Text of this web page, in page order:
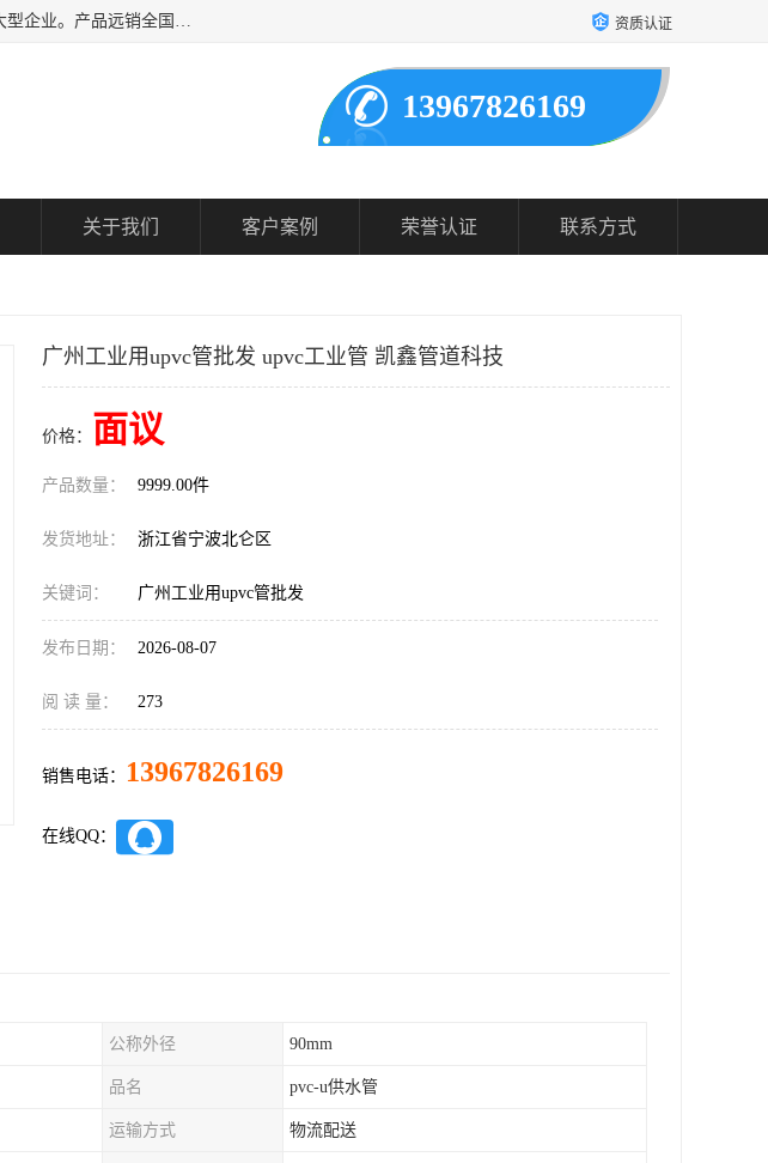
凯鑫管道科技有限公司是一家专业生产PPH、CPVC各类塑料阀门、塑料管道等非金属防腐化工设备的大型企业。产品远销全国三十一个省、市、自治区,广泛应用于化工、石油、氯碱、染料、制药、农药等行业，深受广大用户欢迎，是目前国内生产化工泵、阀门规模较大的生产基地之一。 资质认证
13967826169
关于我们 客户案例 荣誉认证 联系方式
广州工业用upvc管批发 upvc工业管 凯鑫管道科技
价格： 面议
产品数量： 9999.00件
发货地址： 浙江省宁波北仑区
关键词： 广州工业用upvc管批发
发布日期： 2026-08-07
阅 读 量： 273
销售电话： 13967826169
在线QQ：
公称外径 90mm
品名 pvc-u供水管
运输方式 物流配送